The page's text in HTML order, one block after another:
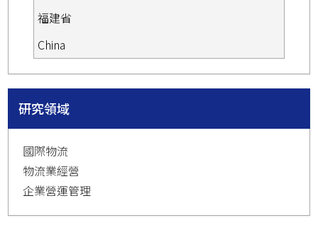
福建省
China
研究領域
國際物流
物流業經營
企業營運管理